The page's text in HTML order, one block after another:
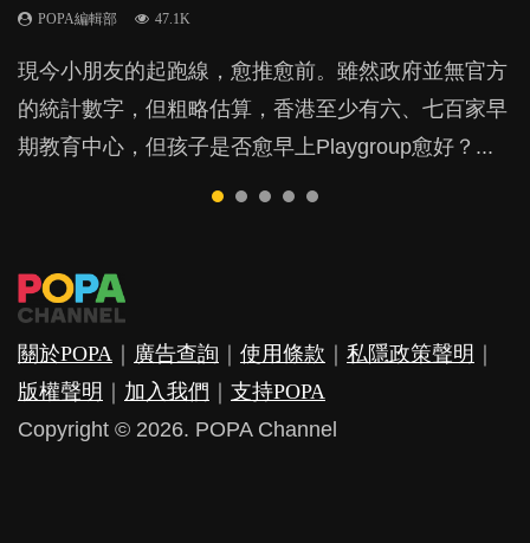
POPA編輯部 47.1K
現今小朋友的起跑線，愈推愈前。雖然政府並無官方
的統計數字，但粗略估算，香港至少有六、七百家早
期教育中心，但孩子是否愈早上Playgroup愈好？...
POPA編輯部 33.1K
由美國學者所創的 tools of the mind 課程，學生以遊
戲方式學習，學術能力和自制能力亦明顯比其他小朋
友優勝，到底這課程有何特別之處？...
鬱，影響日常生活，嚴重的甚至會有自殺，或傷害小
朋友的念頭。但為何爸爸患上產後抑鬱往往難以察
覺？...
POPA編輯部 25.8K
許多媽媽心底可能都有一刻掙扎過：究竟全職好，還
是在職好。雖說每個家庭都有自己的獨特狀況和考慮
因素，但原來全職和在職媽媽所養育的子女其實都各
POPA編輯部 31.5K
父母日夜無間、身心俱疲地照顧BB，如何做到正向
教養？部份父母更會為了小朋友放棄自己的嗜好、減
少出席朋友聚會等等，你以為會換來美好的親子關
關於POPA 廣告查詢 使用條款 私隱政策聲明
版權聲明
加入我們
支持POPA
Copyright © 2026. POPA Channel